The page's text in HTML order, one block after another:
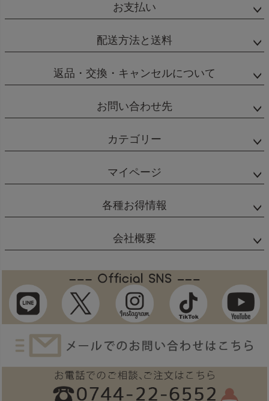
お支払い
配送方法と送料
返品・交換・キャンセルについて
お問い合わせ先
カテゴリー
マイページ
各種お得情報
会社概要